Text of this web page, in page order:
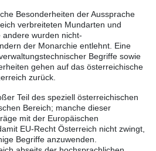
Besonderheiten der Aussprache
verbreiteten Mundarten und
andere wurden nicht-
der Monarchie entlehnt. Eine
Begriffe sowie
gehen auf das österreichische
zurück.
Teil des speziell österreichischen
Bereich; manche dieser
mit der Europäischen
EU-Recht Österreich nicht zwingt,
Begriffe anzuwenden.